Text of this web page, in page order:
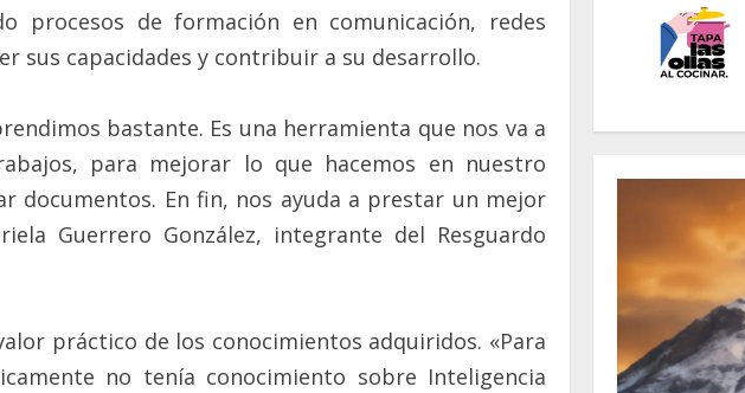
procesos de formación en comunicación, redes
sus capacidades y contribuir a su desarrollo.
bastante. Es una herramienta que nos va a
para mejorar lo que hacemos en nuestro
documentos. En fin, nos ayuda a prestar un mejor
Guerrero González, integrante del Resguardo
práctico de los conocimientos adquiridos. «Para
no tenía conocimiento sobre Inteligencia